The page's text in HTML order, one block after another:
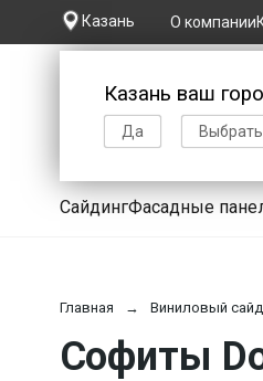
Казань
Казань ваш
Да
О компании
СайдингФасадные
Главная Виниловый
Софиты